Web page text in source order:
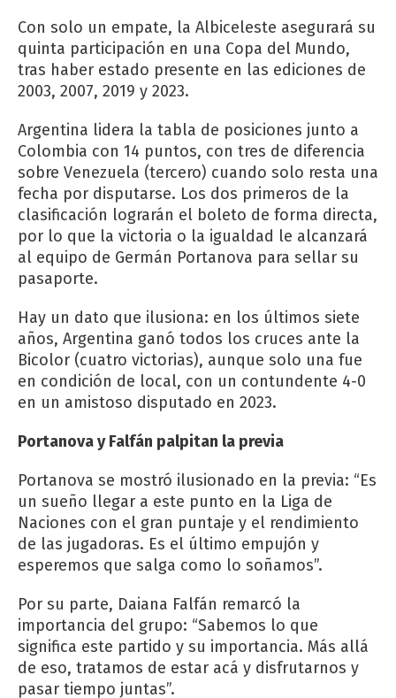
Con solo un empate, la Albiceleste asegurará su
quinta participación en una Copa del Mundo,
tras haber estado presente en las ediciones de
2003, 2007, 2019 y 2023.
Argentina lidera la tabla de posiciones junto a
Colombia con 14 puntos, con tres de diferencia
sobre Venezuela (tercero) cuando solo resta una
fecha por disputarse. Los dos primeros de la
clasificación lograrán el boleto de forma directa,
por lo que la victoria o la igualdad le alcanzará
al equipo de Germán Portanova para sellar su
pasaporte.
Hay un dato que ilusiona: en los últimos siete
años, Argentina ganó todos los cruces ante la
Bicolor (cuatro victorias), aunque solo una fue
en condición de local, con un contundente 4-0
en un amistoso disputado en 2023.
Portanova y Falfán palpitan la previa
Portanova se mostró ilusionado en la previa: “Es
un sueño llegar a este punto en la Liga de
Naciones con el gran puntaje y el rendimiento
de las jugadoras. Es el último empujón y
esperemos que salga como lo soñamos”.
Por su parte, Daiana Falfán remarcó la
importancia del grupo: “Sabemos lo que
significa este partido y su importancia. Más allá
de eso, tratamos de estar acá y disfrutarnos y
pasar tiempo juntas”.